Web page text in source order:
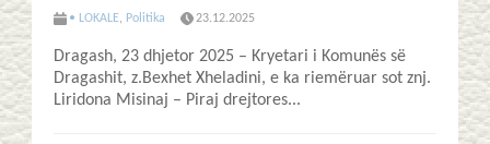
• LOKALE, Politika 23.12.2025
Dragash, 23 dhjetor 2025 – Kryetari i Komunës së
Dragashit, z.Bexhet Xheladini, e ka riemëruar sot znj.
Liridona Misinaj – Piraj drejtores...